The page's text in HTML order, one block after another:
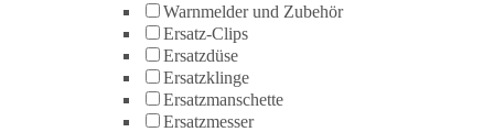
Warnmelder und Zubehör
Ersatz-Clips
Ersatzdüse
Ersatzklinge
Ersatzmanschette
Ersatzmesser